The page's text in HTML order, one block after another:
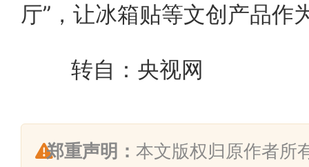
厅”，让冰箱贴等文创产品作
转自：央视网
郑重声明： 本文版权归原作者所